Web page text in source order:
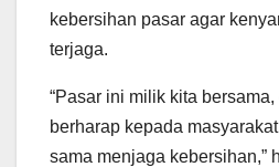
kebersihan pasar agar
terjaga.
“Pasar ini milik kita
berharap kepada
sama menjaga kebersihan,”